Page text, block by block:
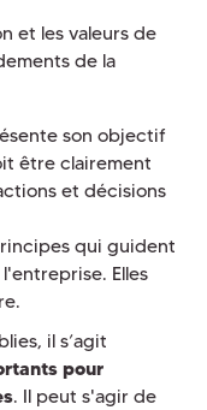
et les valeurs de
de la
son objectif
être clairement
et décisions
qui guident
Elles
il s’agit
pour
. Il peut s'agir de